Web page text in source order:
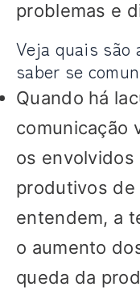
problemas e
Veja quais são
saber se
Quando há
comunicação
os
produtivos de
entendem, a
o aumento
queda da